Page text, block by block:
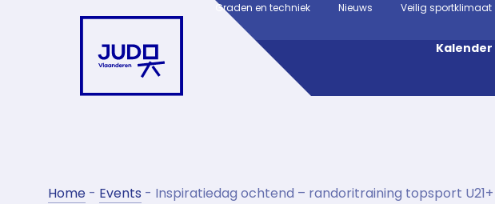
Graden en techniek Nieuws Veilig sportklimaat
Kalender
Home - Events - Inspiratiedag ochtend – randoritraining topsport U21+